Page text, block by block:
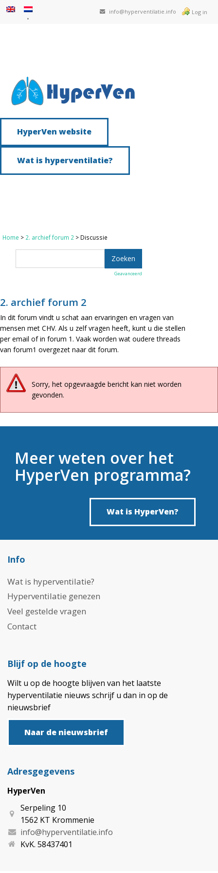
info@hyperventilatie.info Log in
HyperVen website
Wat is hyperventilatie?
Home > 2. archief forum 2 > Discussie
Geavanceerd
2. archief forum 2
In dit forum vindt u schat aan ervaringen en vragen van
mensen met CHV. Als u zelf vragen heeft, kunt u die stellen
per email of in forum 1. Vaak worden wat oudere threads
van forum1 overgezet naar dit forum.
Sorry, het opgevraagde bericht kan niet worden
gevonden.
Meer weten over het
HyperVen programma?
Wat is HyperVen?
Info
Wat is hyperventilatie?
Hyperventilatie genezen
Veel gestelde vragen
Contact
Blijf op de hoogte
Wilt u op de hoogte blijven van het laatste
hyperventilatie nieuws schrijf u dan in op de
nieuwsbrief
Naar de nieuwsbrief
Adresgegevens
HyperVen
Serpeling 10
1562 KT Krommenie
info@hyperventilatie.info
KvK. 58437401